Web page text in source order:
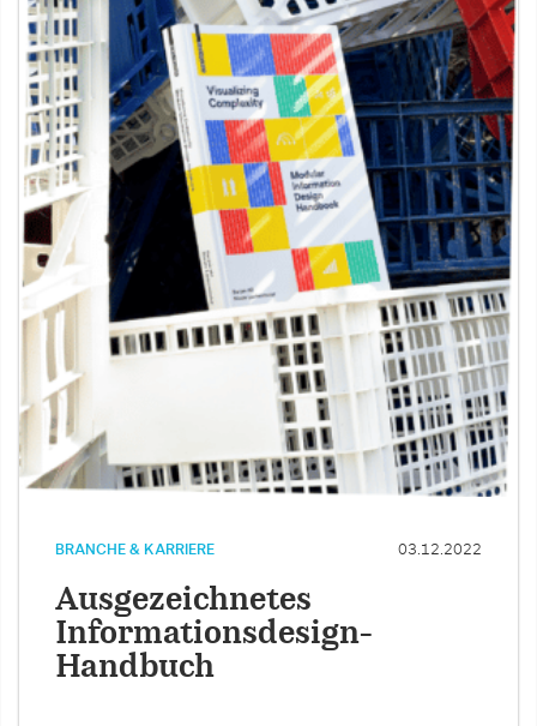
BRANCHE & KARRIERE 03.12.2022
Ausgezeichnetes
Informationsdesign-
Handbuch